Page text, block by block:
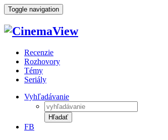
Toggle navigation
Recenzie
Rozhovory
Témy
Seriály
Vyhľadávanie
Hľadať
FB